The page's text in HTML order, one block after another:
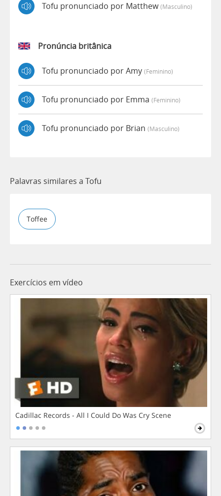
Tofu pronunciado por Matthew(masculino)
Pronúncia britânica
Tofu pronunciado por Amy (feminino)
Tofu pronunciado por Emma (feminino)
Tofu pronunciado por Brian (masculino)
Palavras similares a Tofu
Toffee
Exercícios em vídeo
Cadillac Records - All I Could Do Was Cry Scene